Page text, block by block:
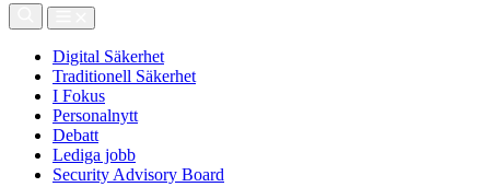
Digital Säkerhet
Traditionell Säkerhet
I Fokus
Personalnytt
Debatt
Lediga jobb
Security Advisory Board